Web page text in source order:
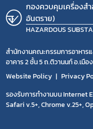
กองควบคุมเครื่องส
อันตราย)
HAZARDOUS
สำนักงานคณะกรรมการอาหาร
อาคาร 2 ชั้น 5 ถ.ติวานนท์ อ.เมื
Website Policy
Privacy
รองรับการทำงานบน Internet
Safari v.5+, Chrome v.25+,